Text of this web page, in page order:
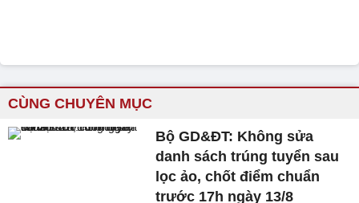
danh sách trúng tuyển sau
lọc ảo, chốt điểm chuẩn
Dự báo điểm chuẩn 2026:
Nhiều ngành giảm nhẹ, khối
Sức khỏe 'ngược dòng'